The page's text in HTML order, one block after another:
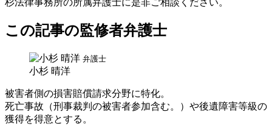
この記事の監修者弁護士
弁護士
小杉 晴洋
被害者側の損害賠償請求分野に特化。
死亡事故（刑事裁判の被害者参加含む。）や後遺障害等級の
獲得を得意とする。